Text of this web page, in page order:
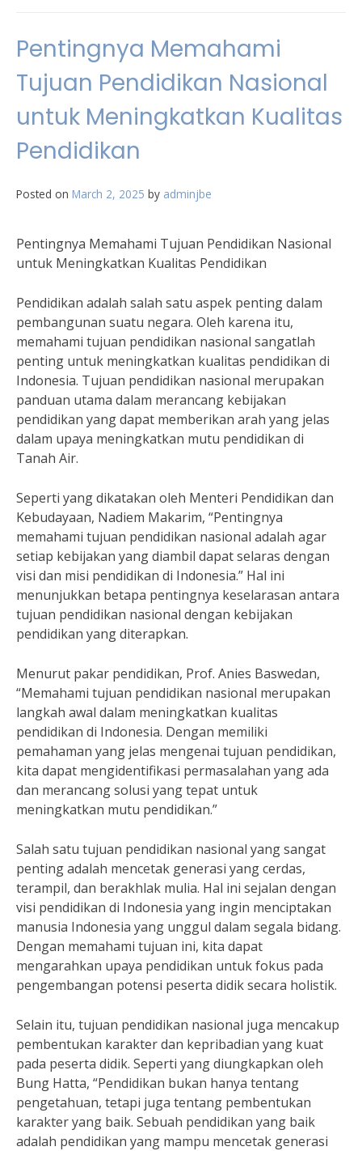
Pentingnya Memahami
Tujuan Pendidikan Nasional
untuk Meningkatkan Kualitas
Pendidikan
Posted on March 2, 2025 by adminjbe
Pentingnya Memahami Tujuan Pendidikan Nasional
untuk Meningkatkan Kualitas Pendidikan
Pendidikan adalah salah satu aspek penting dalam
pembangunan suatu negara. Oleh karena itu,
memahami tujuan pendidikan nasional sangatlah
penting untuk meningkatkan kualitas pendidikan di
Indonesia. Tujuan pendidikan nasional merupakan
panduan utama dalam merancang kebijakan
pendidikan yang dapat memberikan arah yang jelas
dalam upaya meningkatkan mutu pendidikan di
Tanah Air.
Seperti yang dikatakan oleh Menteri Pendidikan dan
Kebudayaan, Nadiem Makarim, “Pentingnya
memahami tujuan pendidikan nasional adalah agar
setiap kebijakan yang diambil dapat selaras dengan
visi dan misi pendidikan di Indonesia.” Hal ini
menunjukkan betapa pentingnya keselarasan antara
tujuan pendidikan nasional dengan kebijakan
pendidikan yang diterapkan.
Menurut pakar pendidikan, Prof. Anies Baswedan,
“Memahami tujuan pendidikan nasional merupakan
langkah awal dalam meningkatkan kualitas
pendidikan di Indonesia. Dengan memiliki
pemahaman yang jelas mengenai tujuan pendidikan,
kita dapat mengidentifikasi permasalahan yang ada
dan merancang solusi yang tepat untuk
meningkatkan mutu pendidikan.”
Salah satu tujuan pendidikan nasional yang sangat
penting adalah mencetak generasi yang cerdas,
terampil, dan berakhlak mulia. Hal ini sejalan dengan
visi pendidikan di Indonesia yang ingin menciptakan
manusia Indonesia yang unggul dalam segala bidang.
Dengan memahami tujuan ini, kita dapat
mengarahkan upaya pendidikan untuk fokus pada
pengembangan potensi peserta didik secara holistik.
Selain itu, tujuan pendidikan nasional juga mencakup
pembentukan karakter dan kepribadian yang kuat
pada peserta didik. Seperti yang diungkapkan oleh
Bung Hatta, “Pendidikan bukan hanya tentang
pengetahuan, tetapi juga tentang pembentukan
karakter yang baik. Sebuah pendidikan yang baik
adalah pendidikan yang mampu mencetak generasi